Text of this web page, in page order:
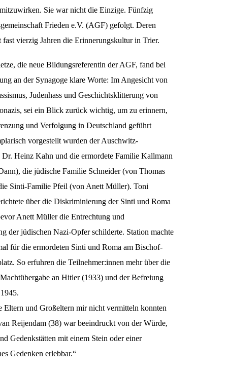
Sie war nicht die Einzige. Fünfzig
Frieden e.V. (AGF) gefolgt. Deren
vierzig Jahren die Erinnerungskultur in Trier.
die neue Bildungsreferentin der AGF, fand bei
an der Synagoge klare Worte: Im Angesicht von
Judenhass und Geschichtsklitterung von
sei ein Blick zurück wichtig, um zu erinnern,
und Verfolgung in Deutschland geführt
vorgestellt wurden der Auschwitz-
Dr. Heinz Kahn und die ermordete Familie Kallmann
die jüdische Familie Schneider (von Thomas
Sinti-Familie Pfeil (von Anett Müller). Toni
über die Diskriminierung der Sinti und Roma
Anett Müller die Entrechtung und
der jüdischen Nazi-Opfer schilderte. Station machte
für die ermordeten Sinti und Roma am Bischof-
So erfuhren die Teilnehmer:innen mehr über die
an Hitler (1933) und der Befreiung
Eltern und Großeltern mir nicht vermitteln konnten
Reijendam (38) war beeindruckt von der Würde,
Gedenkstätten mit einem Stein oder einer
Gedenken erlebbar.“